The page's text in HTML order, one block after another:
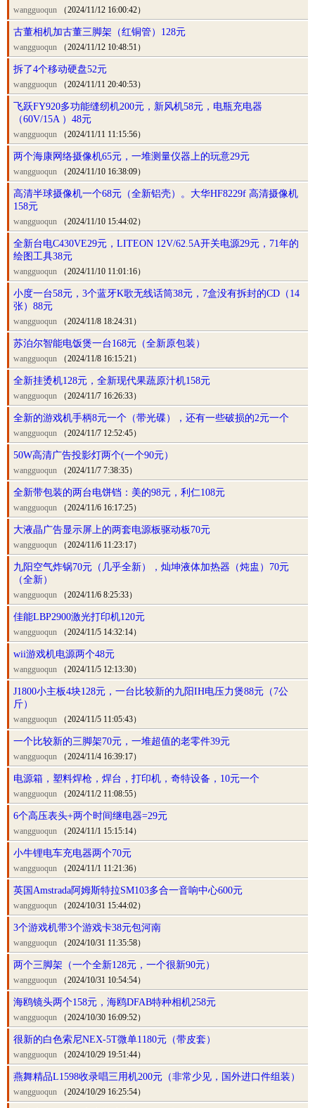
wangguoqun （2024/11/12 16:00:42）
古董相机加古董三脚架（红铜管）128元
wangguoqun （2024/11/12 10:48:51）
拆了4个移动硬盘52元
wangguoqun （2024/11/11 20:40:53）
飞跃FY920多功能缝纫机200元，新风机58元，电瓶充电器
（60V/15A ）48元
wangguoqun （2024/11/11 11:15:56）
两个海康网络摄像机65元，一堆测量仪器上的玩意29元
wangguoqun （2024/11/10 16:38:09）
高清半球摄像机一个68元（全新铝壳）。大华HF8229f 高清摄像机
158元
wangguoqun （2024/11/10 15:44:02）
全新台电C430VE29元，LITEON 12V/62.5A开关电源29元，71年的
绘图工具38元
wangguoqun （2024/11/10 11:01:16）
小度一台58元，3个蓝牙K歌无线话筒38元，7盒没有拆封的CD（14
张）88元
wangguoqun （2024/11/8 18:24:31）
苏泊尔智能电饭煲一台168元（全新原包装）
wangguoqun （2024/11/8 16:15:21）
全新挂烫机128元，全新现代果蔬原汁机158元
wangguoqun （2024/11/7 16:26:33）
全新的游戏机手柄8元一个（带光碟），还有一些破损的2元一个
wangguoqun （2024/11/7 12:52:45）
50W高清广告投影灯两个(一个90元）
wangguoqun （2024/11/7 7:38:35）
全新带包装的两台电饼铛：美的98元，利仁108元
wangguoqun （2024/11/6 16:17:25）
大液晶广告显示屏上的两套电源板驱动板70元
wangguoqun （2024/11/6 11:23:17）
九阳空气炸锅70元（几乎全新），灿坤液体加热器（炖盅）70元
（全新）
wangguoqun （2024/11/6 8:25:33）
佳能LBP2900激光打印机120元
wangguoqun （2024/11/5 14:32:14）
wii游戏机电源两个48元
wangguoqun （2024/11/5 12:13:30）
J1800小主板4块128元，一台比较新的九阳IH电压力煲88元（7公
斤）
wangguoqun （2024/11/5 11:05:43）
一个比较新的三脚架70元，一堆超值的老零件39元
wangguoqun （2024/11/4 16:39:17）
电源箱，塑料焊枪，焊台，打印机，奇特设备，10元一个
wangguoqun （2024/11/2 11:08:55）
6个高压表头+两个时间继电器=29元
wangguoqun （2024/11/1 15:15:14）
小牛锂电车充电器两个70元
wangguoqun （2024/11/1 11:21:36）
英国Amstrada阿姆斯特拉SM103多合一音响中心600元
wangguoqun （2024/10/31 15:44:02）
3个游戏机带3个游戏卡38元包河南
wangguoqun （2024/10/31 11:35:58）
两个三脚架（一个全新128元，一个很新90元）
wangguoqun （2024/10/31 10:54:54）
海鸥镜头两个158元，海鸥DFAB特种相机258元
wangguoqun （2024/10/30 16:09:52）
很新的白色索尼NEX-5T微单1180元（带皮套）
wangguoqun （2024/10/29 19:51:44）
燕舞精品L1598收录唱三用机200元（非常少见，国外进口件组装）
wangguoqun （2024/10/29 16:25:54）